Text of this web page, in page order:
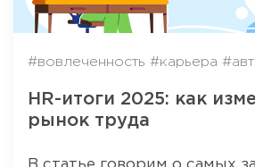
#вовлеченность #карьера
HR-итоги 2025: как
рынок труда